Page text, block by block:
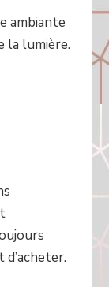
ambiante
la lumière.